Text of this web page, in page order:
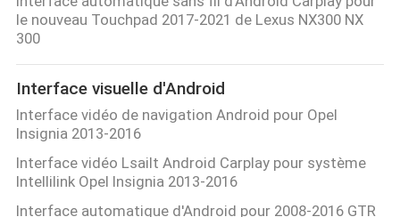
le nouveau Touchpad 2017-2021 de Lexus NX300 NX
300
Interface visuelle d'Android
Interface vidéo de navigation Android pour Opel
Insignia 2013-2016
Interface vidéo Lsailt Android Carplay pour système
Intellilink Opel Insignia 2013-2016
Interface automatique d'Android pour 2008-2016 GTR